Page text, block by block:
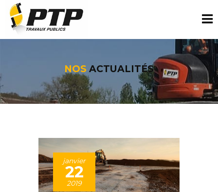
NOS ACTUALITÉS
janvier
22
2019